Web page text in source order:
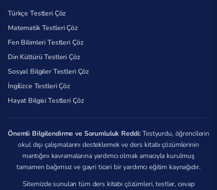
Türkçe Testleri Çöz
Matematik Testleri Çöz
Fen Bilimleri Testleri Çöz
Din Kültürü Testleri Çöz
Sosyal Bilgiler Testleri Çöz
İngilizce Testleri Çöz
Hayat Bilgisi Testleri Çöz
Önemli Bilgilendirme ve Sorumluluk Reddi: Testyurdu, öğrencilerin
okul dışı çalışmalarını desteklemek ve ders kitabı çözümlerinin
mantığını kavramalarına yardımcı olmak amacıyla kurulmuş
tamamen bağımsız ve gayri ticari bir yardımcı eğitim kaynağıdır.
Sitemizde sunulan tüm ders kitabı çözümleri, testler, cevap